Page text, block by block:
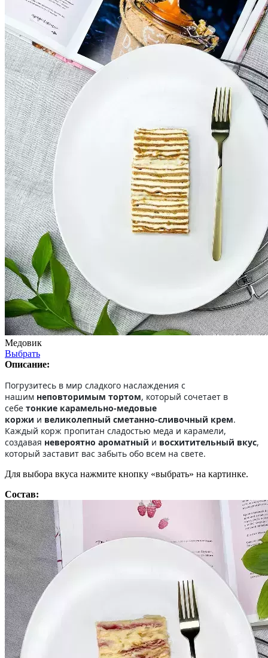
Медовик
Выбрать
Описание:
Погрузитесь в мир сладкого наслаждения с
нашим неповторимым тортом, который сочетает в
себе тонкие карамельно-медовые
коржи и великолепный сметанно-сливочный крем.
Каждый корж пропитан сладостью меда и карамели,
создавая невероятно ароматный и восхитительный вкус,
который заставит вас забыть обо всем на свете.
Для выбора вкуса нажмите кнопку «выбрать» на картинке.
Состав: